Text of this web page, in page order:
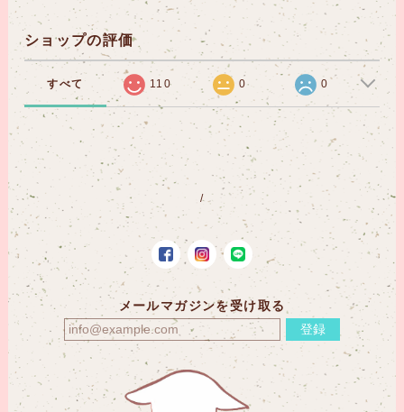
ショップの評価
すべて 110 0 0
メールマガジンを受け取る
登録